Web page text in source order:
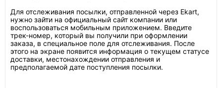
Для отслеживания посылки, отправленной через Ekart,
нужно зайти на официальный сайт компании или
воспользоваться мобильным приложением. Введите
трек-номер, который вы получили при оформлении
заказа, в специальное поле для отслеживания. После
этого на экране появится информация о текущем статусе
доставки, местонахождении отправления и
предполагаемой дате поступления посылки.